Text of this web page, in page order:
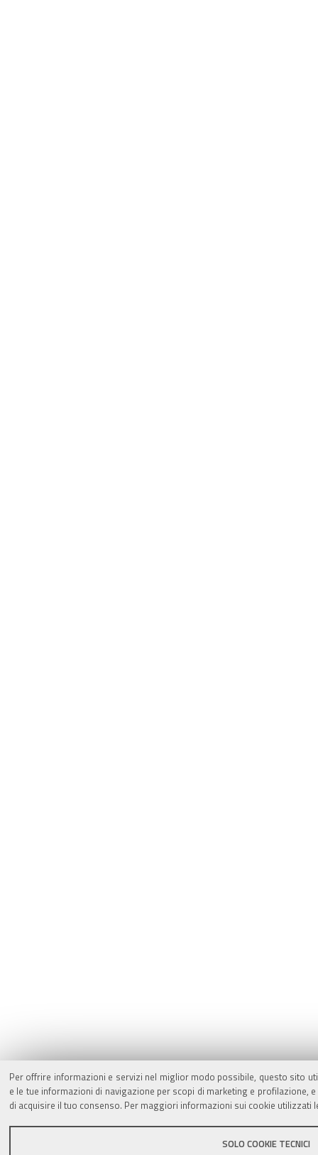
Per offrire informazioni e servizi nel miglior modo possibile, questo sito
e le tue informazioni di navigazione per scopi di marketing e
di acquisire il tuo consenso. Per maggiori informazioni sui cookie utilizzati
SOLO COOKIE TECNICI